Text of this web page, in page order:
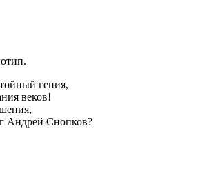
гения,
веков!
Андрей Снопков?